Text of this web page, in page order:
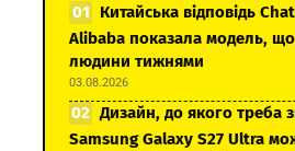
Китайська відповідь
Alibaba показала модель,
людини тижнями
03.08.2026
Дизайн, до якого треба
Samsung Galaxy S27 Ultra